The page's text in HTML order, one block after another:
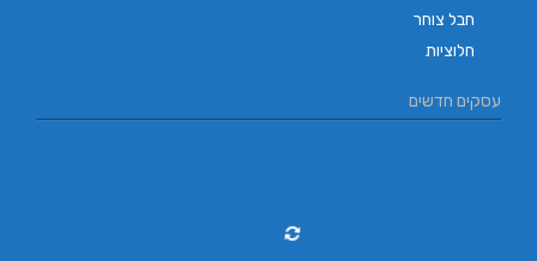
חבל צוחר
חלוציות
עסקים חדשים